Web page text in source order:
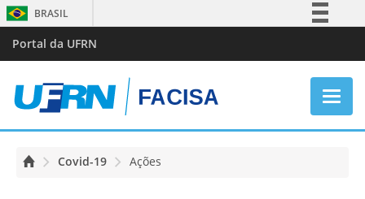
BRASIL
Comunica BR
Portal da UFRN
Covid-19 Ações